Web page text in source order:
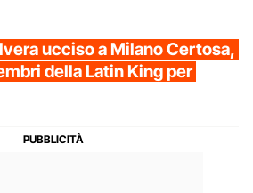
ucciso a Milano Certosa,
della Latin King per